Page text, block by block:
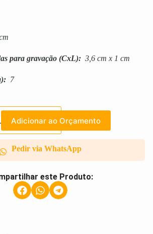
para gravação (CxL): 3,6 cm x 1 cm
7
Adicionar ao Orçamento
Pedir via WhatsApp
este Produto: